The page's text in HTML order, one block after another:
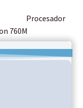
Procesador
760M